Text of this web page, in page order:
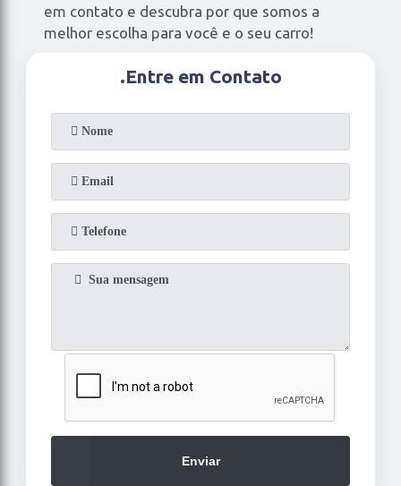
em contato e descubra por que somos a
melhor escolha para você e o seu carro!
.Entre em Contato
Enviar